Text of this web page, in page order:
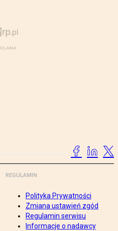
REGULAMIN
Polityka Prywatności
Zmiana ustawień zgód
Regulamin serwisu
Informacje o nadawcy